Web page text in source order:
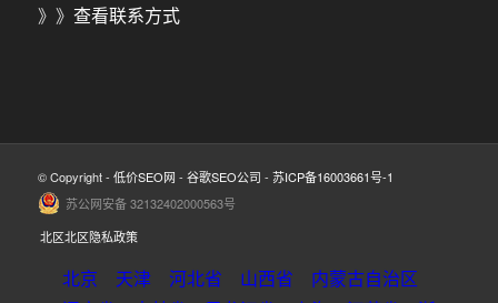
》》 查看联系方式
© Copyright - 低价SEO网 - 谷歌SEO公司 - 苏ICP备16003661号-1
苏公网安备 32132402000563号
北区北区隐私政策
北京 天津 河北省 山西省
内蒙古自治区